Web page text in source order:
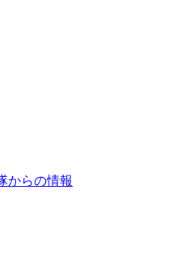
からの情報